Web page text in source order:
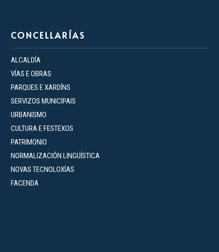
CONCELLARÍAS
ALCALDÍA
VÍAS E OBRAS
PARQUES E XARDÍNS
SERVIZOS MUNICIPAIS
URBANISMO
CULTURA E FESTEXOS
PATRIMONIO
NORMALIZACIÓN LINGÜÍSTICA
NOVAS TECNOLOXÍAS
FACENDA